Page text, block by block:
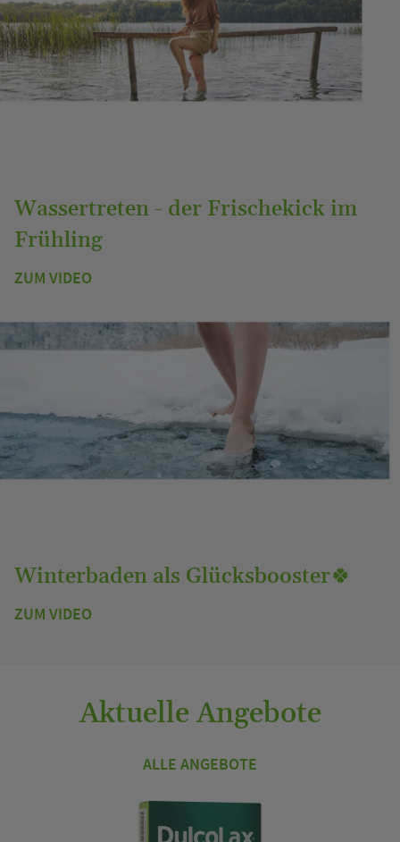
Wassertreten - der Frischekick im
Frühling
ZUM VIDEO
Winterbaden als Glücksbooster🍀
ZUM VIDEO
Aktuelle Angebote
ALLE ANGEBOTE